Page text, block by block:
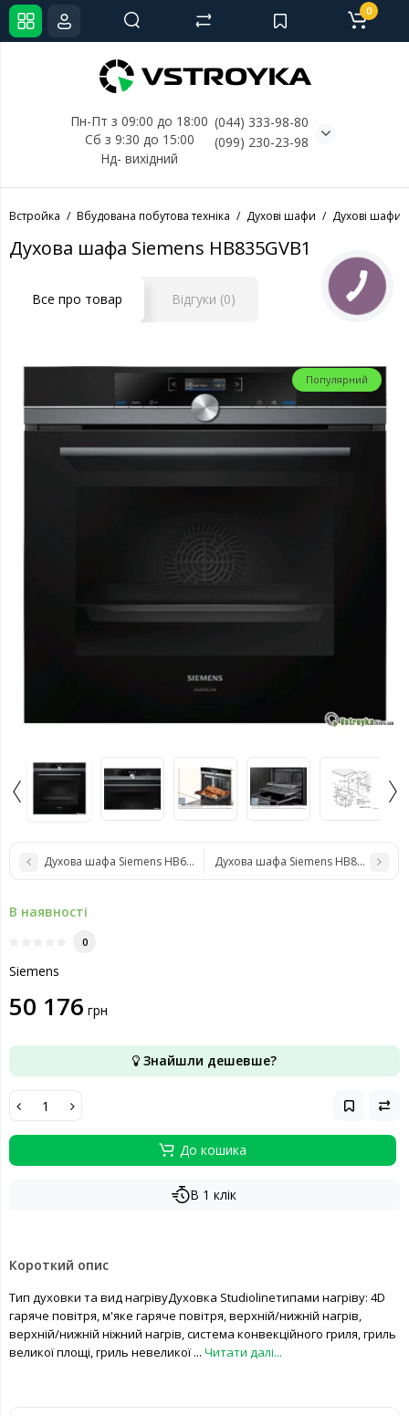
Пн-Пт з 09:00 до 18:00
Сб з 9:30 до 15:00
Нд- вихідний
(044) 333-98-80
(099) 230-23-98
0
Встройка Вбудована побутова техніка Духові шафи Духові шафи
Духова шафа Siemens HB835GVB1
Все про товар Відгуки (0)
Популярний
Духова шафа Siemens HB676G0S1Духова шафа Siemens HB836GVB6
В наявності
0
Siemens
50 176 грн
Знайшли дешевше?
До кошика
В 1 клік
Короткий опис
Тип духовки та вид нагрівуДуховка Studiolineтипами нагріву: 4D
гаряче повітря, м'яке гаряче повітря, верхній/нижній нагрів,
верхній/нижній ніжний нагрів, система конвекційного гриля, гриль
великої площі, гриль невеликої ... Читати далі...